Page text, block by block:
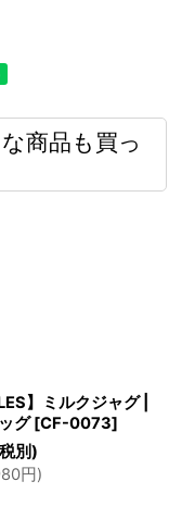
商品も買っ
】ミルクジャグ |
グ [CF-0073]
別)
円)